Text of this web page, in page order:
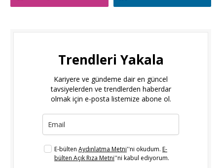
Trendleri Yakala
Kariyere ve gündeme dair en güncel
tavsiyelerden ve trendlerden haberdar
olmak için e-posta listemize abone ol.
E-bülten Aydınlatma Metni''ni okudum. E-
bülten Açık Rıza Metni''ni kabul ediyorum.